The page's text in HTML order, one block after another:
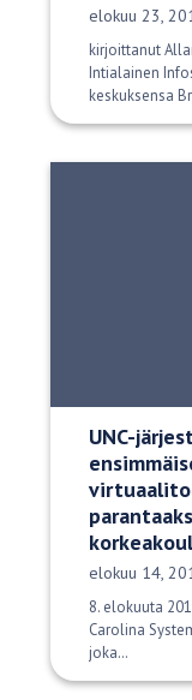
Julkaisupäivä:
elokuu 23,
kirjoittanut
Intialainen
keskuksensa
UNC-
Julkaisupäivä:
elokuu 14,
8. elokuuta
Carolina
joka…